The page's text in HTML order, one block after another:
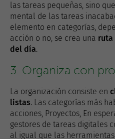
las tareas pequeñas, sino
mental de las tareas
elemento en categorías,
acción o no, se crea una ruta
del día.
3. Organiza con
La organización consiste en
listas. Las categorías más
acciones, Proyectos, En
gestores de tareas digitales
al igual que las